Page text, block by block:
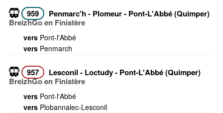
959
Penmarc'h - Plomeur - Pont-L'Abbé (Quimper)
BreizhGo en Finistère
vers Pont-l'Abbé
vers Penmarch
957
Lesconil - Loctudy - Pont-L'Abbé (Quimper)
BreizhGo en Finistère
vers Pont-l'Abbé
vers Plobannalec-Lesconil